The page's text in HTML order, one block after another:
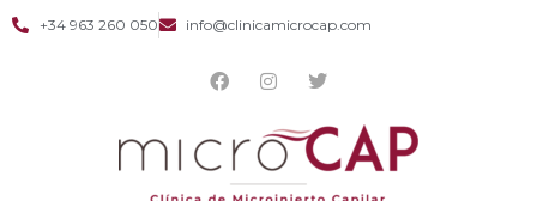
+34 963 260 050 info@clinicamicrocap.com